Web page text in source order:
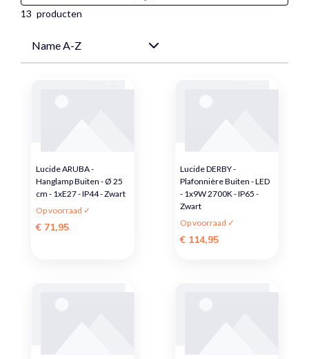
13 producten
Lucide ARUBA -
Hanglamp Buiten - Ø 25
cm - 1xE27 - IP44 - Zwart
Op voorraad ✓
€ 71,95
Lucide DERBY -
Plafonnière Buiten - LED
- 1x9W 2700K - IP65 -
Zwart
Op voorraad ✓
€ 114,95